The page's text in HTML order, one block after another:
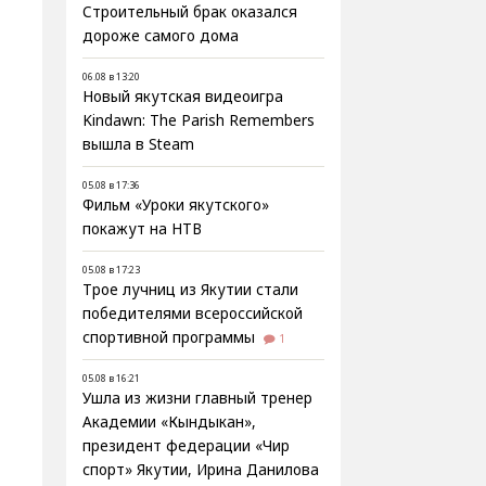
Строительный брак оказался
дороже самого дома
06.08 в 13:20
Новый якутская видеоигра
Kindawn: The Parish Remembers
вышла в Steam
05.08 в 17:36
Фильм «Уроки якутского»
покажут на НТВ
05.08 в 17:23
Трое лучниц из Якутии стали
победителями всероссийской
спортивной программы
1
05.08 в 16:21
Ушла из жизни главный тренер
Академии «Кындыкан»,
президент федерации «Чир
спорт» Якутии, Ирина Данилова